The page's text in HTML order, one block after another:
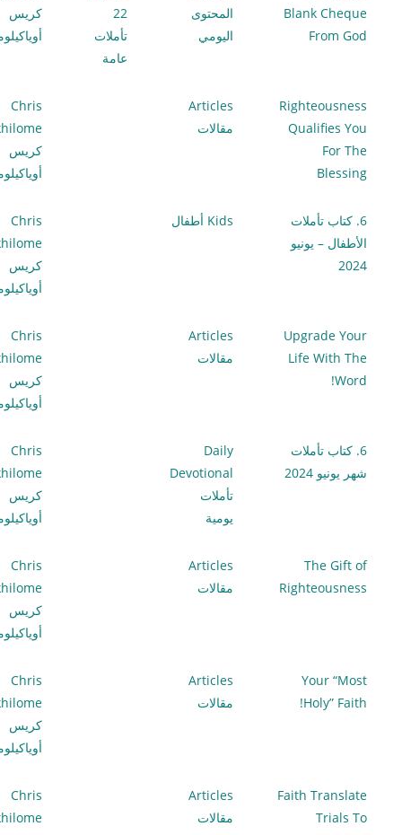
Blank Cheque
From God
المحتوى
اليومي
22
تأملات
عامة
كريس
Righteousness
Qualifies You
For The
Blessing
Articles
مقالات
Chris
كريس
6. كتاب تأملات
الأطفال – يونيو
2024
Kids أطفال
Chris
كريس
Upgrade Your
Life With The
Word!
Articles
مقالات
Chris
كريس
6. كتاب تأملات
شهر يونيو 2024
Daily
Devotional
تأملات
يومية
Chris
كريس
The Gift of
Righteousness
Articles
مقالات
Chris
كريس
Your “Most
Holy” Faith!
Articles
مقالات
Chris
كريس
Faith Translate
Trials To
Articles
مقالات
Chris